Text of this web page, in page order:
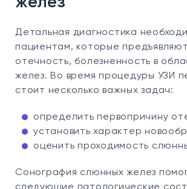
Детальная диагностика
пациентам, которые
отечность, болезненность в
желез. Во время процедуры УЗИ
стоит несколько важных задач:
определить первопричину
установить характер
оценить проходимость
Сонография слюнных желез